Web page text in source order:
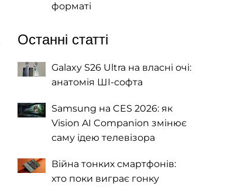
форматі
Останні статті
Galaxy S26 Ultra на власні очі:
анатомія ШІ-софта
Samsung на CES 2026: як
Vision AI Companion змінює
саму ідею телевізора
Війна тонких смартфонів:
хто поки виграє гонку